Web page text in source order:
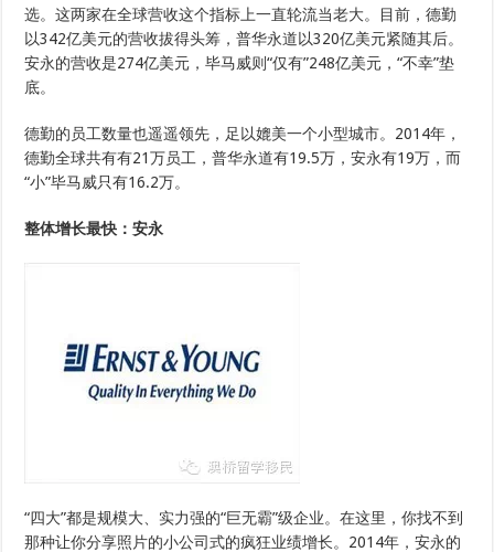
选。这两家在全球营收这个指标上一直轮流当老大。目前，德勤
以342亿美元的营收拔得头筹，普华永道以320亿美元紧随其后。
安永的营收是274亿美元，毕马威则“仅有”248亿美元，“不幸”垫
底。
德勤的员工数量也遥遥领先，足以媲美一个小型城市。2014年，
德勤全球共有有21万员工，普华永道有19.5万，安永有19万，而
“小”毕马威只有16.2万。
整体增长最快：安永
“四大”都是规模大、实力强的“巨无霸”级企业。在这里，你找不到
那种让你分享照片的小公司式的疯狂业绩增长。2014年，安永的